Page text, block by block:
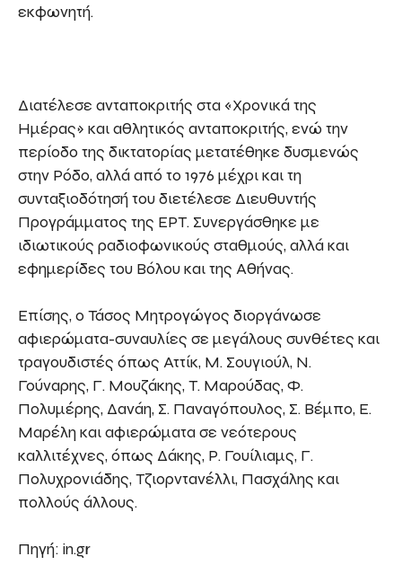
εκφωνητή.
Διατέλεσε ανταποκριτής στα «Χρονικά της
Ημέρας» και αθλητικός ανταποκριτής, ενώ την
περίοδο της δικτατορίας μετατέθηκε δυσμενώς
στην Ρόδο, αλλά από το 1976 μέχρι και τη
συνταξιοδότησή του διετέλεσε Διευθυντής
Προγράμματος της ΕΡΤ. Συνεργάσθηκε με
ιδιωτικούς ραδιοφωνικούς σταθμούς, αλλά και
εφημερίδες του Βόλου και της Αθήνας.
Επίσης, ο Τάσος Μητρογώγος διοργάνωσε
αφιερώματα-συναυλίες σε μεγάλους συνθέτες και
τραγουδιστές όπως Αττίκ, Μ. Σουγιούλ, Ν.
Γούναρης, Γ. Μουζάκης, Τ. Μαρούδας, Φ.
Πολυμέρης, Δανάη, Σ. Παναγόπουλος, Σ. Βέμπο, Ε.
Μαρέλη και αφιερώματα σε νεότερους
καλλιτέχνες, όπως Δάκης, Ρ. Γουίλιαμς, Γ.
Πολυχρονιάδης, Τζιορντανέλλι, Πασχάλης και
πολλούς άλλους.
Πηγή: in.gr